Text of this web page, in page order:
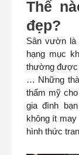
Thế
đẹp?
Sân vườn là
hạng mục
thường được
… Những
thẩm mỹ
gia đình
không ít
hình thức